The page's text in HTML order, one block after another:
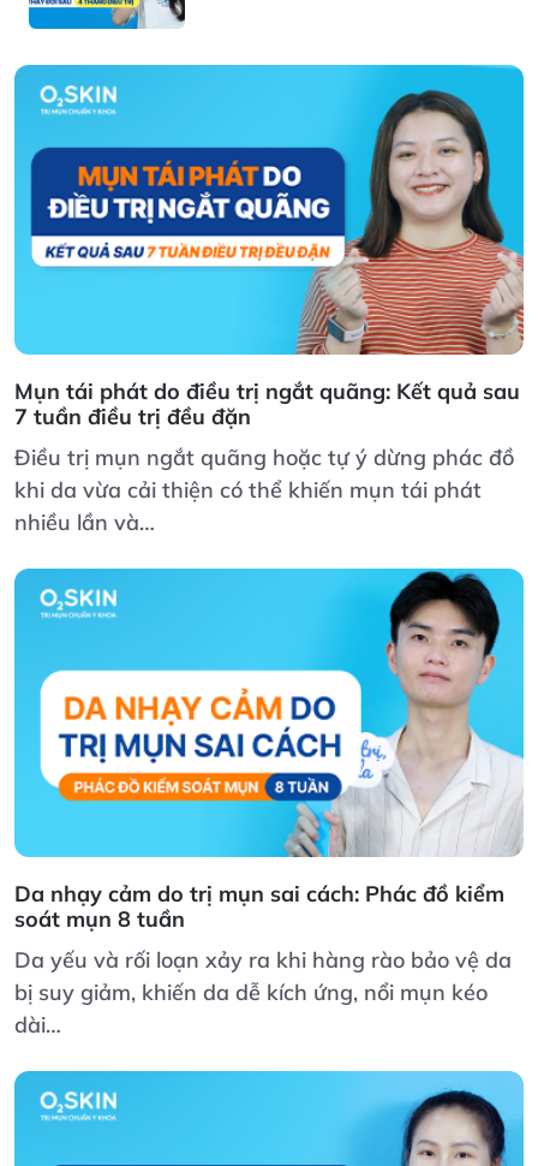
Mụn tái phát do điều trị ngắt quãng: Kết quả sau
7 tuần điều trị đều đặn
Điều trị mụn ngắt quãng hoặc tự ý dừng phác đồ
khi da vừa cải thiện có thể khiến mụn tái phát
nhiều lần và…
Da nhạy cảm do trị mụn sai cách: Phác đồ kiểm
soát mụn 8 tuần
Da yếu và rối loạn xảy ra khi hàng rào bảo vệ da
bị suy giảm, khiến da dễ kích ứng, nổi mụn kéo
dài…